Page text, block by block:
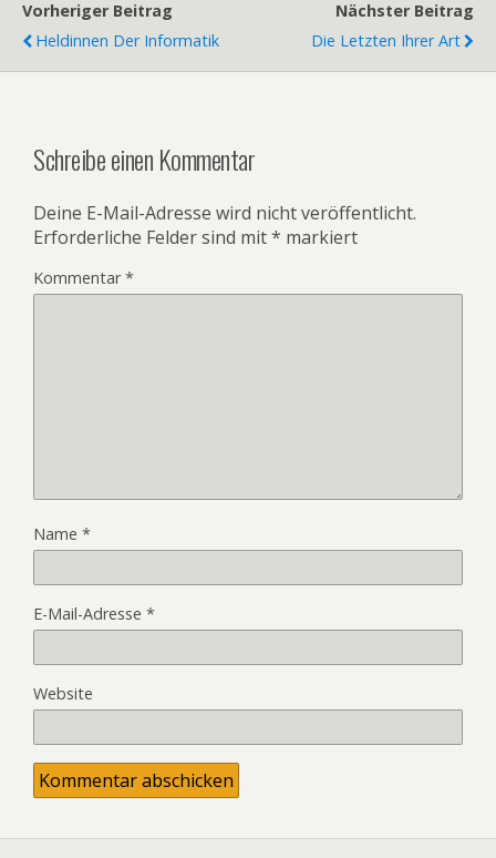
Vorheriger Beitrag
Heldinnen Der Informatik
Nächster Beitrag
Die Letzten Ihrer Art
Schreibe einen Kommentar
Deine E-Mail-Adresse wird nicht veröffentlicht.
Erforderliche Felder sind mit* markiert
Kommentar*
Name *
E-Mail-Adresse *
Website